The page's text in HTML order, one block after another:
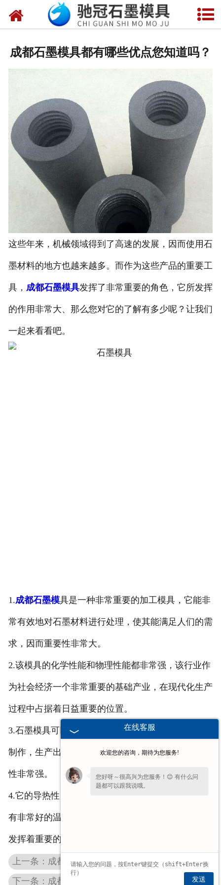
网站首页
新闻中心
视频中心
联系我们
成都石墨模具都有哪些优点您知道吗？
这些年来，机械领域得到了高速的发展，因而使用石
墨材料的地方也越来越多。而作为这些产品的重要工
具， 成都石墨模具发挥了非常重要的角色，它所发挥
的作用非常大、那么您对它的了解有多少呢？让我们
一起来看看吧。
1.成都石墨模具是一种非常重要的加工模具，它能非
常有效地对石墨材料进行处理，使其能满足人们的需
求，因而重要性非常大。
2.该模具的化学性能和物理性能都非常强，该行业作
为社会经济一个非常重要的基础产业，在现代化生产
过程中占据着日益重要的位置。
3.石墨模具可以和其他的冲压模具等配合在一起进行
制作，生产出多种多样的产品为人们所用，因而实用
性非常强。
4.它的导热性、导电性、制造性能也非常强，而且具
有非常好的温度承受能力，因而才能在我们的生活中
发挥着重要的作用。
上一条：成都石墨制品中的成都石墨坩埚该怎么进行保护呢？
下一条：成都高纯石墨板有哪些非常好的性能呢？
在线客服
欢迎您的咨询，期待为您服务!
您好呀～很高兴为您服务！😊 有什么问
题都可以跟我说哦。
发送